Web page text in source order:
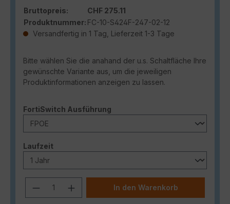
Bruttopreis:
CHF 275.11
Produktnummer: FC-10-S424F-247-02-12
Versandfertig in 1 Tag, Lieferzeit 1-3 Tage
Bitte wählen Sie die anahand der u.s. Schaltfläche Ihre
gewünschte Variante aus, um die jeweiligen
Produktinformationen anzeigen zu lassen.
FortiSwitch Ausführung
Laufzeitauswählen
Produkt Anzahl: Gib den
In den Warenkorb